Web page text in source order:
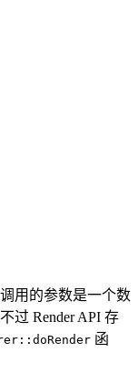
调用的参数是一个数
过 Render API 存
函